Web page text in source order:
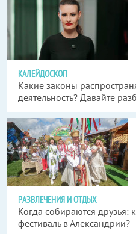
КАЛЕЙДОСКОП
Какие законы
деятельность? Давайте
РАЗВЛЕЧЕНИЯ И ОТДЫХ
Когда собираются друзья:
фестиваль в Александрии?